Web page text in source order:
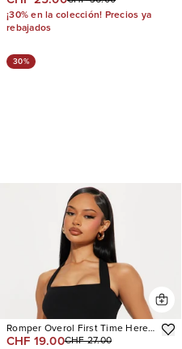
¡30% en la colección! Precios ya
rebajados
30%
Romper Overol First Time Here
Crepe Skort
CHF 19.00CHF 27.00